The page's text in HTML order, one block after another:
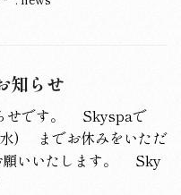
知らせ
せです。 Skyspaで
) までお休みをいただ
いいたします。 Sky